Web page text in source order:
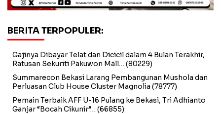
BERITA TERPOPULER:
Gajinya Dibayar Telat dan Dicicil dalam 4 Bulan Terakhir,
Ratusan Sekuriti Pakuwon Mall… (80229)
Summarecon Bekasi Larang Pembangunan Mushola dan
Perluasan Club House Cluster Magnolia (78777)
Pemain Terbaik AFF U-16 Pulang ke Bekasi, Tri Adhianto
Ganjar “Bocah Cikunir”… (66855)